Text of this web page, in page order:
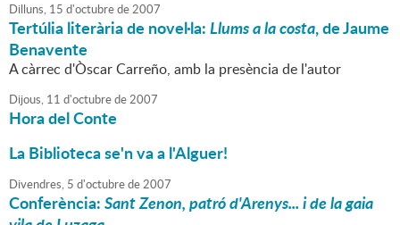
Dilluns, 15 d'octubrede2007
Tertúlia literària de novel·la:Llums a la costa, de Jaume
Benavente
A càrrec d'Òscar Carreño, amb la presència de l'autor
Dijous, 11 d'octubrede2007
Hora del Conte
La Biblioteca se'n va a l'Alguer!
Divendres, 5 d'octubrede2007
Conferència:Sant Zenon, patró d'Arenys... i de la gaia